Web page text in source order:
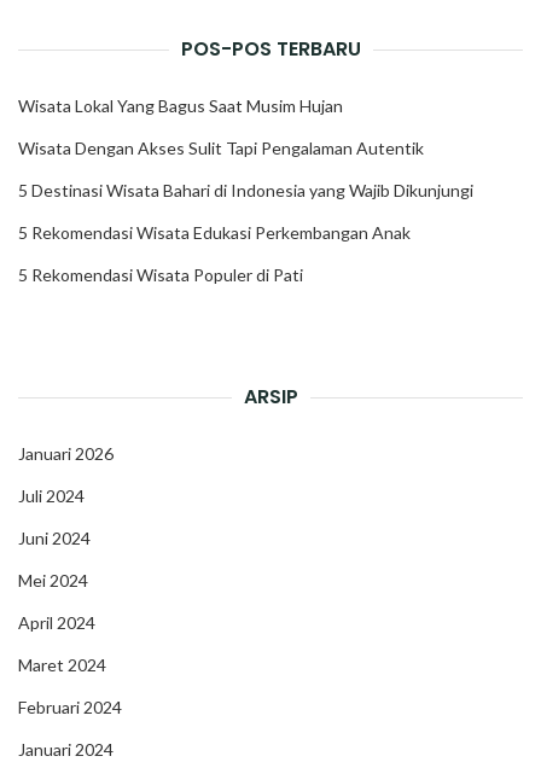
POS-POS TERBARU
Wisata Lokal Yang Bagus Saat Musim Hujan
Wisata Dengan Akses Sulit Tapi Pengalaman Autentik
5 Destinasi Wisata Bahari di Indonesia yang Wajib Dikunjungi
5 Rekomendasi Wisata Edukasi Perkembangan Anak
5 Rekomendasi Wisata Populer di Pati
ARSIP
Januari 2026
Juli 2024
Juni 2024
Mei 2024
April 2024
Maret 2024
Februari 2024
Januari 2024